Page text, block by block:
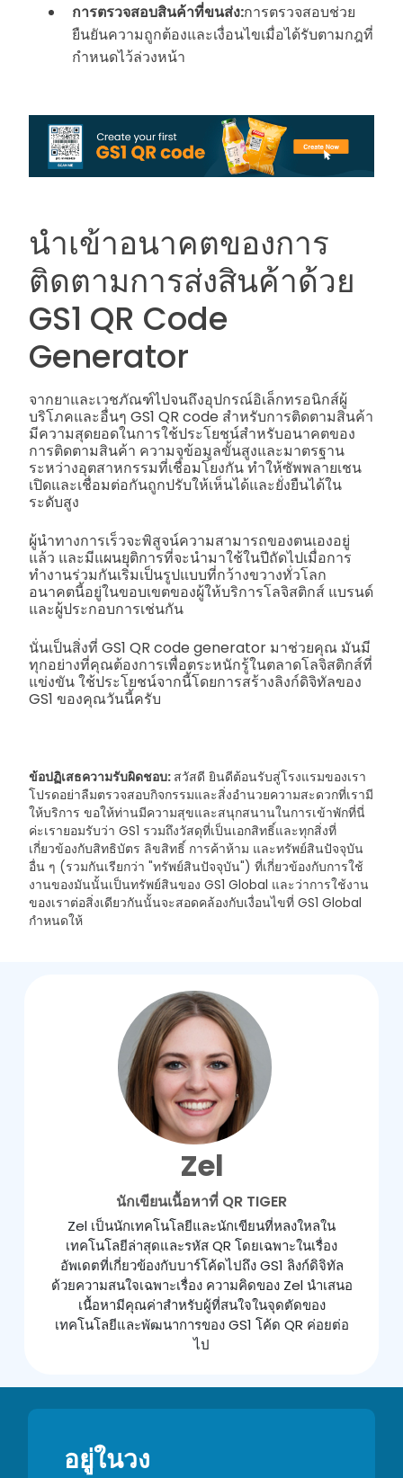
การตรวจสอบสินค้าที่ขนส่ง:การตรวจสอบช่วย
ยืนยันความถูกต้องและเงื่อนไขเมื่อได้รับตามกฎที่
กำหนดไว้ล่วงหน้า
นำเข้าอนาคตของการ
ติดตามการส่งสินค้าด้วย
GS1 QR Code
Generator
จากยาและเวชภัณฑ์ไปจนถึงอุปกรณ์อิเล็กทรอนิกส์ผู้
บริโภคและอื่นๆ GS1 QR code สำหรับการติดตามสินค้า
มีความสุดยอดในการใช้ประโยชน์สำหรับอนาคตของ
การติดตามสินค้า ความจุข้อมูลขั้นสูงและมาตรฐาน
ระหว่างอุตสาหกรรมที่เชื่อมโยงกัน ทำให้ซัพพลายเชน
เปิดและเชื่อมต่อกันถูกปรับให้เห็นได้และยั่งยืนได้ใน
ระดับสูง
ผู้นำทางการเร็วจะพิสูจน์ความสามารถของตนเองอยู่
แล้ว และมีแผนยุติการที่จะนำมาใช้ในปีถัดไปเมื่อการ
ทำงานร่วมกันเริ่มเป็นรูปแบบที่กว้างขวางทั่วโลก
อนาคตนี้อยู่ในขอบเขตของผู้ให้บริการโลจิสติกส์ แบรนด์
และผู้ประกอบการเช่นกัน
นั่นเป็นสิ่งที่ GS1 QR code generator มาช่วยคุณ มันมี
ทุกอย่างที่คุณต้องการเพื่อตระหนักรู้ในตลาดโลจิสติกส์ที่
แข่งขัน ใช้ประโยชน์จากนี้โดยการสร้างลิงก์ดิจิทัลของ
GS1 ของคุณวันนี้ครับ
ข้อปฏิเสธความรับผิดชอบ: สวัสดี ยินดีต้อนรับสู่โรงแรมของเรา
โปรดอย่าลืมตรวจสอบกิจกรรมและสิ่งอำนวยความสะดวกที่เรามี
ให้บริการ ขอให้ท่านมีความสุขและสนุกสนานในการเข้าพักที่นี่
ค่ะเรายอมรับว่า GS1 รวมถึงวัสดุที่เป็นเอกสิทธิ์และทุกสิ่งที่
เกี่ยวข้องกับสิทธิบัตร ลิขสิทธิ์ การค้าห้าม และทรัพย์สินปัจจุบัน
อื่น ๆ (รวมกันเรียกว่า "ทรัพย์สินปัจจุบัน") ที่เกี่ยวข้องกับการใช้
งานของมันนั้นเป็นทรัพย์สินของ GS1 Global และว่าการใช้งาน
ของเราต่อสิ่งเดียวกันนั้นจะสอดคล้องกับเงื่อนไขที่ GS1 Global
กำหนดให้
Zel
นักเขียนเนื้อหาที่ QR TIGER
Zel เป็นนักเทคโนโลยีและนักเขียนที่หลงใหลใน
เทคโนโลยีล่าสุดและรหัส QR โดยเฉพาะในเรื่อง
อัพเดตที่เกี่ยวข้องกับบาร์โค้ดไปถึง GS1 ลิงก์ดิจิทัล
ด้วยความสนใจเฉพาะเรื่อง ความคิดของ Zel นำเสนอ
เนื้อหามีคุณค่าสำหรับผู้ที่สนใจในจุดตัดของ
เทคโนโลยีและพัฒนาการของ GS1 โค้ด QR ค่อยต่อ
ไป
อยู่ในวง